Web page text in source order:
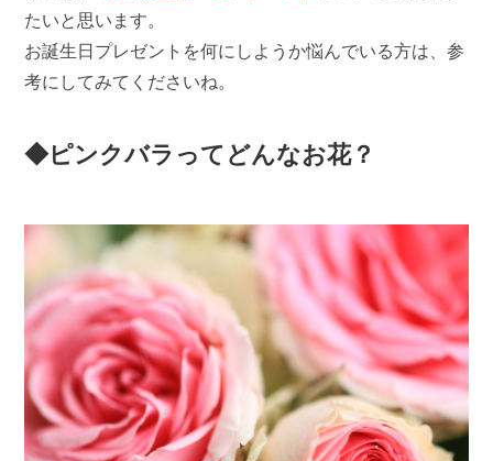
たいと思います。
お誕生日プレゼントを何にしようか悩んでいる方は、参
考にしてみてくださいね。
◆ピンクバラってどんなお花？